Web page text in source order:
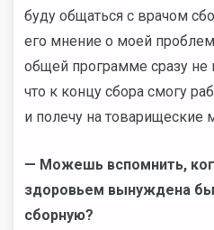
буду общаться с врачом
его мнение о моей
общей программе сразу не
что к концу сбора смогу
и полечу на
— Можешь вспомнить,
здоровьем вынуждена
сборную?